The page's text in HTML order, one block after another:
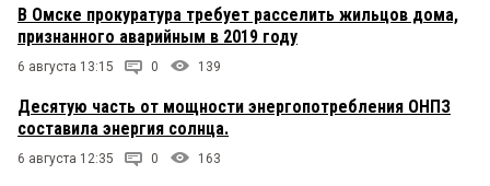
В Омске прокуратура требует расселить жильцов дома,
признанного аварийным в 2019 году
6 августа 13:15 0 139
Десятую часть от мощности энергопотребления ОНПЗ
составила энергия солнца.
6 августа 12:35 0 163